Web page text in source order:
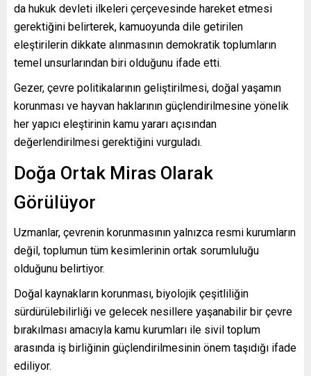
da hukuk devleti ilkeleri çerçevesinde hareket etmesi
gerektiğini belirterek, kamuoyunda dile getirilen
eleştirilerin dikkate alınmasının demokratik toplumların
temel unsurlarından biri olduğunu ifade etti.
Gezer, çevre politikalarının geliştirilmesi, doğal yaşamın
korunması ve hayvan haklarının güçlendirilmesine yönelik
her yapıcı eleştirinin kamu yararı açısından
değerlendirilmesi gerektiğini vurguladı.
Doğa Ortak Miras Olarak
Görülüyor
Uzmanlar, çevrenin korunmasının yalnızca resmi kurumların
değil, toplumun tüm kesimlerinin ortak sorumluluğu
olduğunu belirtiyor.
Doğal kaynakların korunması, biyolojik çeşitliliğin
sürdürülebilirliği ve gelecek nesillere yaşanabilir bir çevre
bırakılması amacıyla kamu kurumları ile sivil toplum
arasında iş birliğinin güçlendirilmesinin önem taşıdığı ifade
ediliyor.